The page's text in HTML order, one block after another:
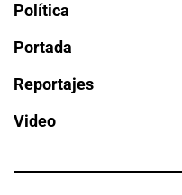
Política
Portada
Reportajes
Video